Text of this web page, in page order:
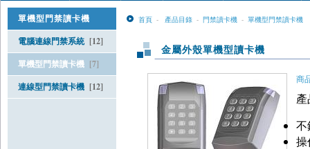
單機型門禁讀卡機
電腦連線門禁系統 [12]
單機型門禁讀卡機 [7]
連線型門禁讀卡機 [12]
首頁 - 產品目錄 - 門禁讀卡機 - 單機型門禁讀卡機
金屬外殼單機型讀卡機
商
不
操